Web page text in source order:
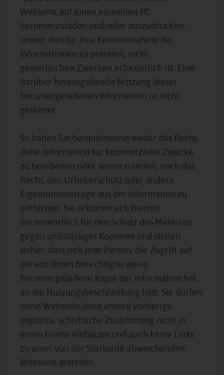
Webseite auf einen einzelnen PC
herunterzuladen und/oder auszudrucken,
soweit dies für Ihre Kenntnisnahme der
Informationen zu privaten, nicht-
gewerblichen Zwecken erforderlich ist. Eine
darüber hinausgehende Nutzung dieser
heruntergeladenen Information ist nicht
gestattet.
So haben Sie beispielsweise weder das Recht,
diese Information für kommerzielle Zwecke
zu bearbeiten oder weiterzuleiten, noch das
Recht, den Urheberschutz oder andere
Eigentumseinträge aus der Information zu
entfernen. Sie erklären sich hiermit
verantwortlich für den Schutz des Materials
gegen unzulässiges Kopieren und stellen
sicher, dass sich jede Person, die Zugriff auf
die von Ihnen berechtigterweise
heruntergeladene Kopie der Information hat,
an die Nutzungsbeschränkung hält. Sie dürfen
diese Webseite ohne unsere vorherige
explizite, schriftliche Zustimmung nicht in
einen Frame einbauen und auch keine Links
zu einer von der Startseite abweichenden
Webseite erstellen.